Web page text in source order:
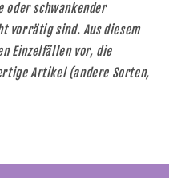
oder schwankender
vorrätig sind. Aus diesem
Einzelfällen vor, die
Artikel (andere Sorten,